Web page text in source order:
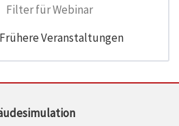
Filter für Webinar
Frühere Veranstaltungen